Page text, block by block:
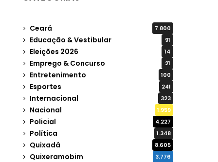
Ceará 7.800
Educação & Vestibular 91
Eleições 2026 14
Emprego & Concurso 21
Entretenimento 100
Esportes 241
Internacional 323
Nacional 1.959
Policial 4.227
Política 1.348
Quixadá 8.605
Quixeramobim 3.776